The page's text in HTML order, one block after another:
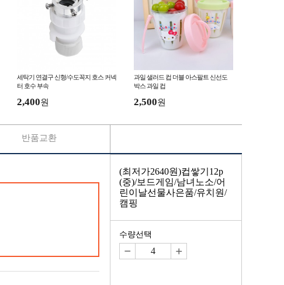
세탁기 연결구 신형/수도꼭지 호스 커넥
터 호수 부속
2,400원
과일 샐러드 컵 더블 아스팔트 신선도
박스 과일 컵
2,500원
반품교환
(최저가2640원)컵쌓기12p
(중)/보드게임/남녀노소/어
린이날선물사은품/유치원/
캠핑
수량선택